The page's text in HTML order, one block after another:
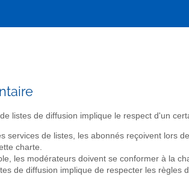
listes de diffusion implique le respect d'un
services de listes, les abonnés reçoivent lors
charte.
les modérateurs doivent se conformer à la
de diffusion implique de respecter les règles